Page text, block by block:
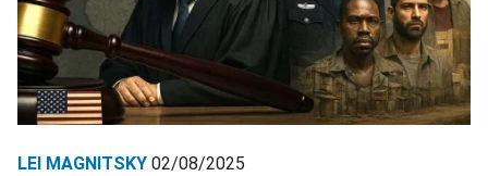
LEI MAGNITSKY 02/08/2025